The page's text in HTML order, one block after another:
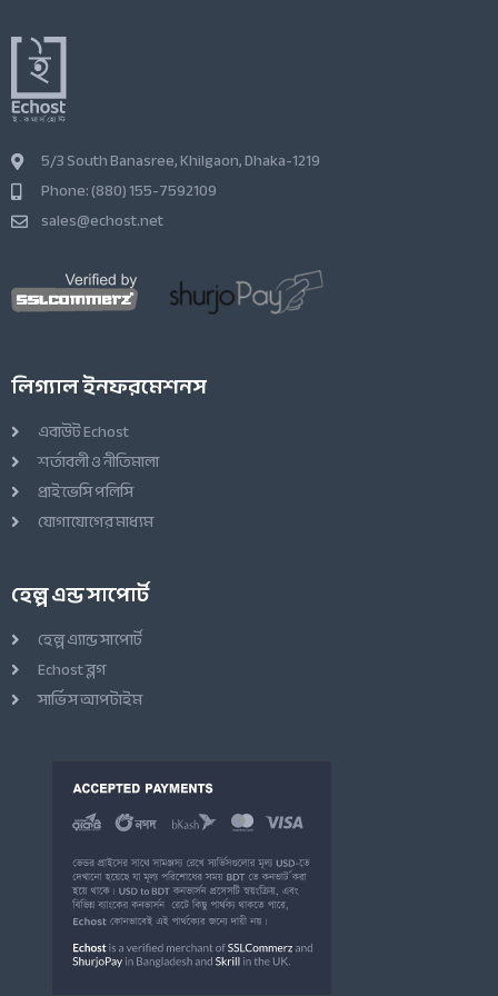
5/3 South Banasree, Khilgaon, Dhaka-1219
Phone: (880) 155-7592109
sales@echost.net
লিগ্যাল ইনফরমেশনস
এবাউট Echost
শর্তাবলী ও নীতিমালা
প্রাইভেসি পলিসি
যোগাযোগের মাধ্যম
হেল্প এন্ড সাপোর্ট
হেল্প এ্যান্ড সাপোর্ট
Echost ব্লগ
সার্ভিস আপটাইম